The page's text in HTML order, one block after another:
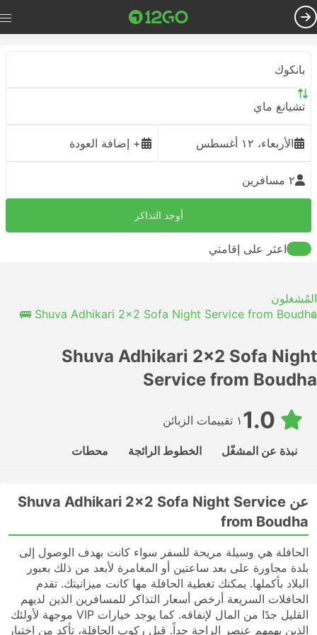
بانكوك
تشيانغ ماي
الأربعاء، ١٢ أغسطس + إضافة العودة
٢ مسافرين
أوجد التذاكر
اعثر على إقامتي
المُشغلون
Shuva Adhikari 2x2 Sofa Night Service from Boudha 🚌
Shuva Adhikari 2x2 Sofa Night
Service from Boudha
١ تقييمات الزبائن
نبذة عن المشغّل الخطوط الرائجة محطات
عن Shuva Adhikari 2x2 Sofa Night Service
from Boudha
الحافلة هي وسيلة مريحة للسفر سواء كانت بهدف الوصول إلى
بلدة مجاورة على بعد ساعتين أو المغامرة لأبعد من ذلك بعبور
البلاد بأكملها. يمكنك تغطية الحافلة مها كانت ميزانيتك. تقدم
الحافلات السريعة أرخص أسعار التذاكر للمسافرين الذين لديهم
القليل جدًا من المال لإنفاقه. كما يوجد خيارات VIP موجهة لأولئك
الذين يهمهم عنصر الراحة جداً. قبل ركوب الحافلة، تأكد من اختيار